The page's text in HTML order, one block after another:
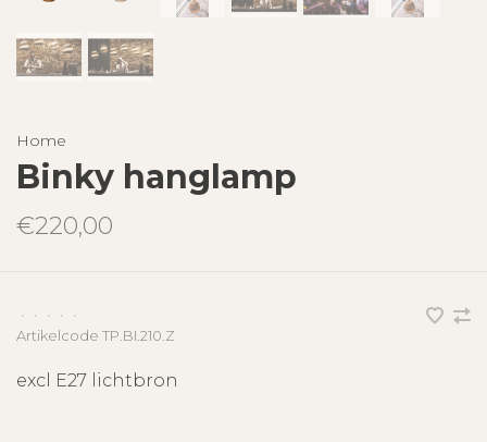
Home
Binky hanglamp
€220,00
• • • •
•
Artikelcode TP.BI.210.Z
excl E27 lichtbron